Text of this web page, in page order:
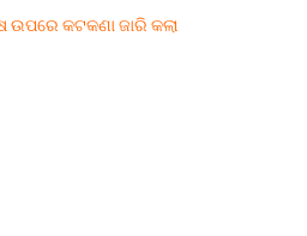
ଉପରେ କଟକଣା ଜାରି କଲା